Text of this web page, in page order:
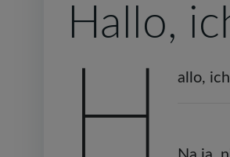
Hallo,
H allo,